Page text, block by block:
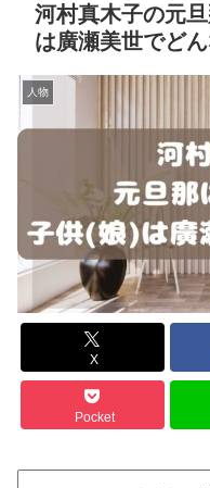
河村真木子の元
は廣瀬美世でど
人物
X
Pocket